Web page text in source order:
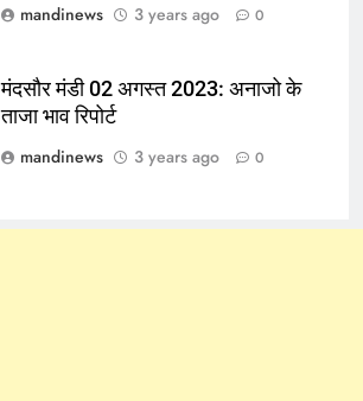
mandinews
3 years ago 0
मंदसौर मंडी 02 अगस्त 2023: अनाजो के
ताजा भाव रिपोर्ट
mandinews
3 years ago 0